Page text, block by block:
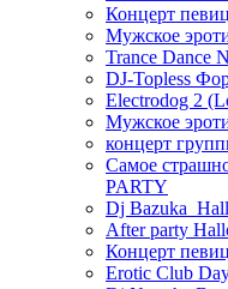
Концерт
Мужское
Trance Dance
DJ-Topless
Electrodog 2
Мужское
концерт
Самое
PARTY
Dj
After party
Концерт
Erotic Club